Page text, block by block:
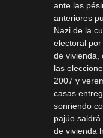
ante las
anteriores
Nazi de la
electoral
de vivienda,
las
2007 y
casas
sonriendo
pajúo
de vivienda